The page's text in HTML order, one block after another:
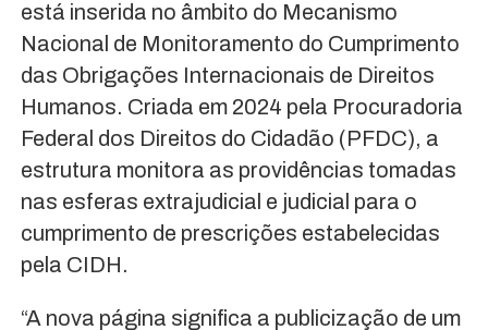
está inserida no âmbito do Mecanismo
Nacional de Monitoramento do Cumprimento
das Obrigações Internacionais de Direitos
Humanos. Criada em 2024 pela Procuradoria
Federal dos Direitos do Cidadão (PFDC), a
estrutura monitora as providências tomadas
nas esferas extrajudicial e judicial para o
cumprimento de prescrições estabelecidas
pela CIDH.
“A nova página significa a publicização de um